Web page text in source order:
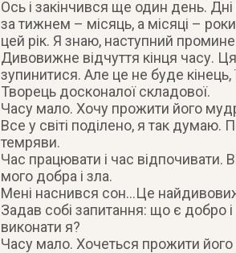
Ось і закінчився ще один день.
за тижнем – місяць, а місяці –
цей рік. Я знаю, наступний
Дивовижне відчуття кінця часу.
зупинитися. Але це не буде
Творець досконалої складової.
Часу мало. Хочу прожити його
Все у світі поділено, я так думаю.
темряви.
Час працювати і час відпочивати.
мого добра і зла.
Мені наснився сон…Це
Задав собі запитання: що є добро
виконати я?
Часу мало. Хочеться прожити його